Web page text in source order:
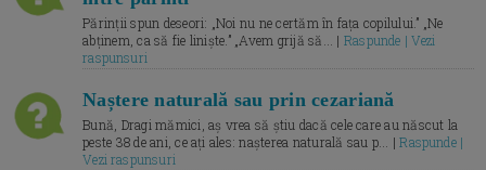
Părinții spun deseori: „Noi nu ne certăm în fața copilului.” „Ne
abținem, ca să fie liniște.” „Avem grijă să... | Raspunde | Vezi
raspunsuri
Naștere naturală sau prin cezariană
Bună, Dragi mămici, aș vrea să știu dacă cele care au născut la
peste 38 de ani, ce ați ales: nașterea naturală sau p... |Raspunde |
Vezi raspunsuri